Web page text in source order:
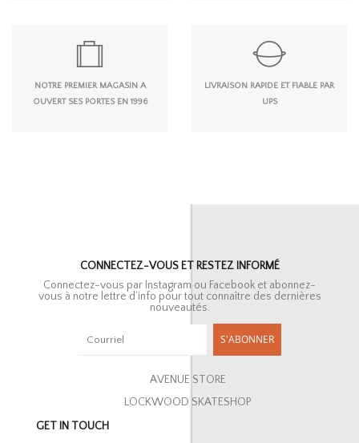
NOTRE PREMIER MAGASIN A
OUVERT SES PORTES EN 1996
LIVRAISON RAPIDE ET FIABLE PAR
UPS
CONNECTEZ-VOUS ET RESTEZ INFORMÉ
Connectez-vous par Instagram ou Facebook et abonnez-
vous à notre lettre d’info pour tout connaître des dernières
nouveautés.
S'ABONNER
AVENUE STORE
LOCKWOOD SKATESHOP
GET IN TOUCH